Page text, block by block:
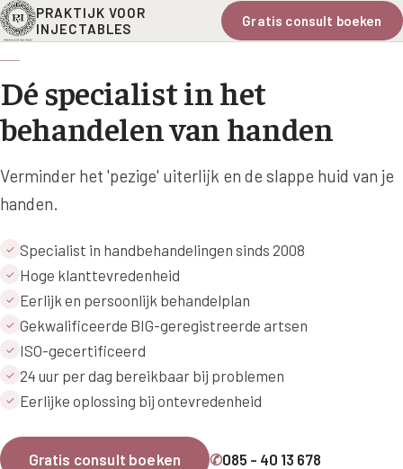
PRAKTIJK VOOR
INJECTABLES
Gratis consult boeken
Dé specialist in het
behandelen van handen
Verminder het 'pezige' uiterlijk en de slappe huid van je
handen.
✓ Specialist in handbehandelingen sinds 2008
✓ Hoge klanttevredenheid
✓ Eerlijk en persoonlijk behandelplan
✓ Gekwalificeerde BIG-geregistreerde artsen
✓ ISO-gecertificeerd
✓ 24 uur per dag bereikbaar bij problemen
✓ Eerlijke oplossing bij ontevredenheid
Gratis consult boeken ✆085 - 40 13 678